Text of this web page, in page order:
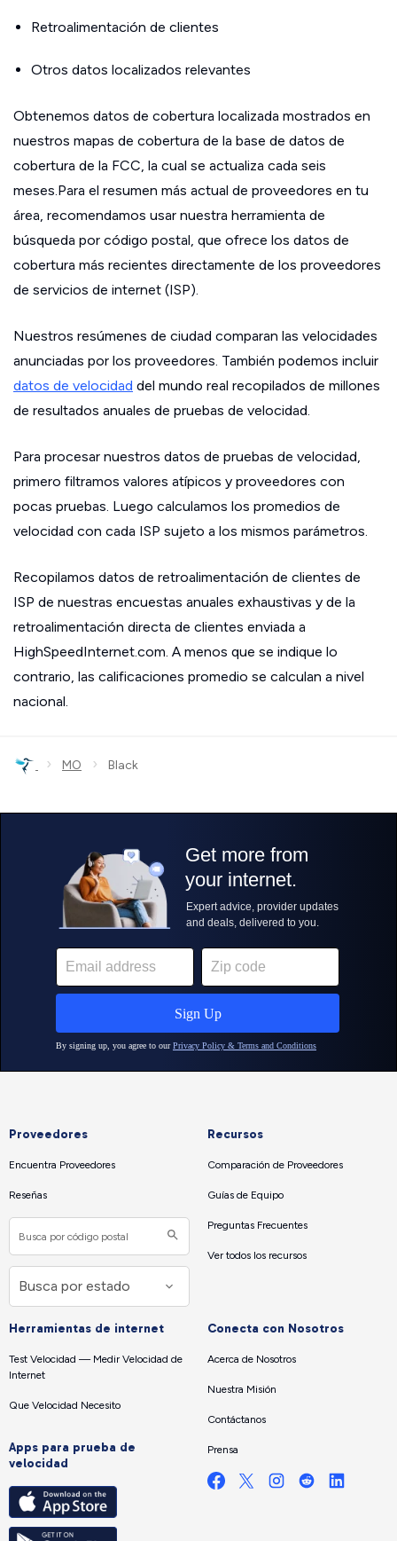
Retroalimentación de clientes
Otros datos localizados relevantes
Obtenemos datos de cobertura localizada mostrados en
nuestros mapas de cobertura de la base de datos de
cobertura de la FCC, la cual se actualiza cada seis
meses.Para el resumen más actual de proveedores en tu
área, recomendamos usar nuestra herramienta de
búsqueda por código postal, que ofrece los datos de
cobertura más recientes directamente de los proveedores
de servicios de internet (ISP).
Nuestros resúmenes de ciudad comparan las velocidades
anunciadas por los proveedores. También podemos incluir
datos de velocidad del mundo real recopilados de millones
de resultados anuales de pruebas de velocidad.
Para procesar nuestros datos de pruebas de velocidad,
primero filtramos valores atípicos y proveedores con
pocas pruebas. Luego calculamos los promedios de
velocidad con cada ISP sujeto a los mismos parámetros.
Recopilamos datos de retroalimentación de clientes de
ISP de nuestras encuestas anuales exhaustivas y de la
retroalimentación directa de clientes enviada a
HighSpeedInternet.com. A menos que se indique lo
contrario, las calificaciones promedio se calculan a nivel
nacional.
› MO › Black
Proveedores
Encuentra Proveedores
Reseñas
Recursos
Comparación de Proveedores
Guías de Equipo
Preguntas Frecuentes
Ver todos los recursos
Herramientas de internet
Test Velocidad — Medir Velocidad de
Internet
Que Velocidad Necesito
Apps para prueba de
velocidad
Conecta con Nosotros
Acerca de Nosotros
Nuestra Misión
Contáctanos
Prensa